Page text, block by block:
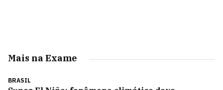
Mais na Exame
BRASIL